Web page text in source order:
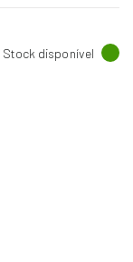
Stock disponível